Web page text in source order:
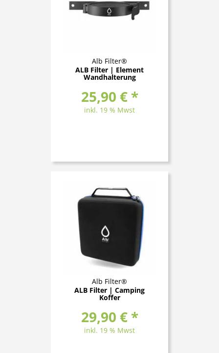
Alb Filter®
ALB Filter | Element
Wandhalterung
25,90 € *
inkl. 19 % Mwst
Alb Filter®
ALB Filter | Camping
Koffer
29,90 € *
inkl. 19 % Mwst